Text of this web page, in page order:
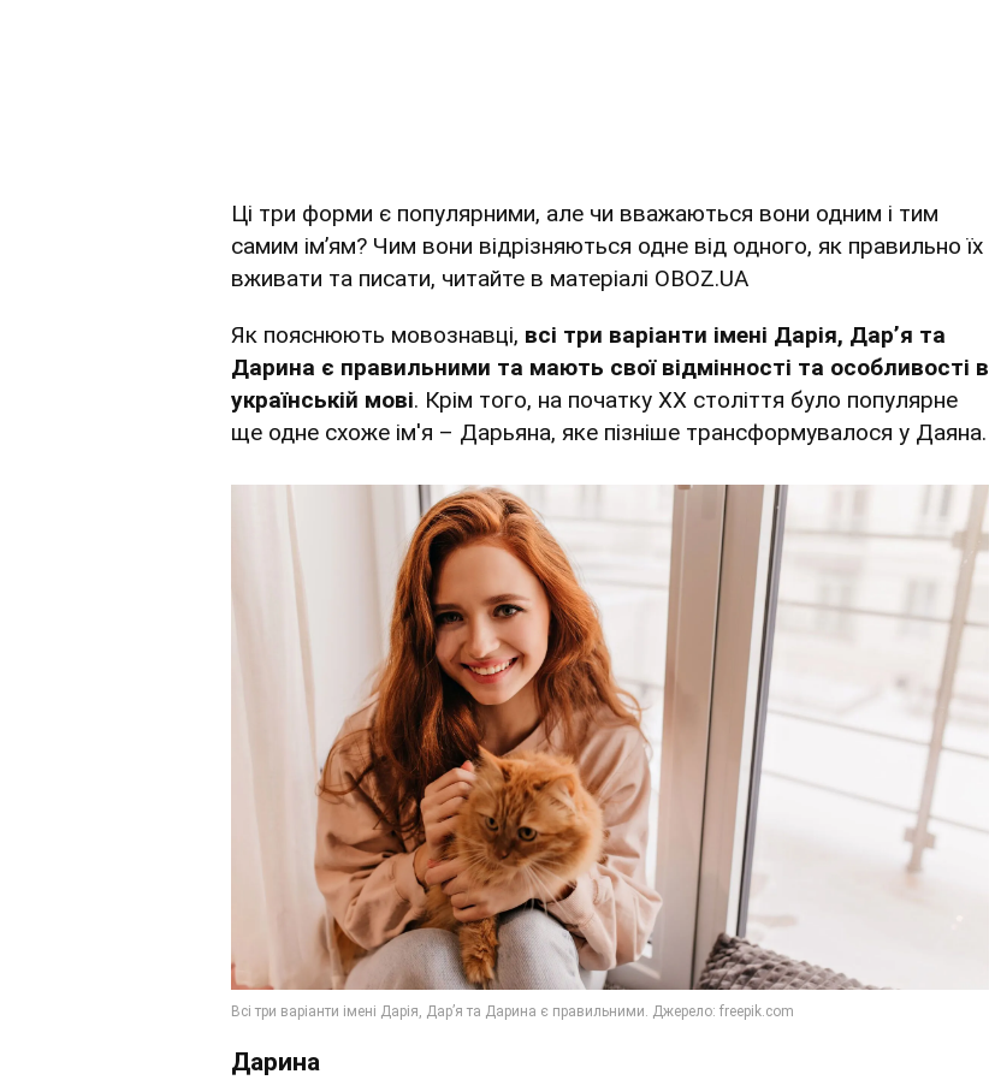
Ці три форми є популярними, але чи вважаються вони одним і тим
самим ім’ям? Чим вони відрізняються одне від одного, як правильно їх
вживати та писати, читайте в матеріалі OBOZ.UA
Як пояснюють мовознавці, всі три варіанти імені Дарія, Дар’я та
Дарина є правильними та мають свої відмінності та особливості в
українській мові. Крім того, на початку XX століття було популярне
ще одне схоже ім'я – Дарьяна, яке пізніше трансформувалося у Даяна.
Дарина